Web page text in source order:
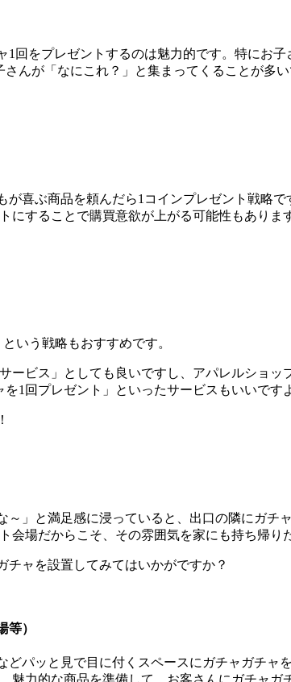
回をプレゼントするのは魅力的です。特にお
んが「なにこれ？」と集まってくることが多い
喜ぶ商品を頼んだら1コインプレゼント戦略
することで購買意欲が上がる可能性もありま
いう戦略もおすすめです。
ビス」としても良いですし、アパレルショ
1回プレゼント」といったサービスもいいです
」と満足感に浸っていると、出口の隣にガチ
場だからこそ、その雰囲気を家にも持ち帰り
ャを設置してみてはいかがですか？
）
パッと見で目に付くスペースにガチャガチャ